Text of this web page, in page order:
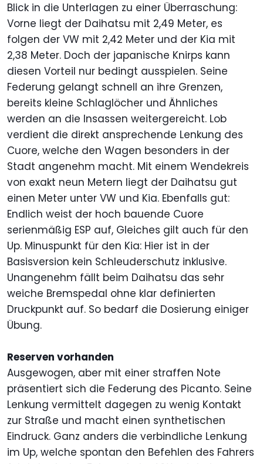
Blick in die Unterlagen zu einer Überraschung:
Vorne liegt der Daihatsu mit 2,49 Meter, es
folgen der VW mit 2,42 Meter und der Kia mit
2,38 Meter. Doch der japanische Knirps kann
diesen Vorteil nur bedingt ausspielen. Seine
Federung gelangt schnell an ihre Grenzen,
bereits kleine Schlaglöcher und Ähnliches
werden an die Insassen weitergereicht. Lob
verdient die direkt ansprechende Lenkung des
Cuore, welche den Wagen besonders in der
Stadt angenehm macht. Mit einem Wendekreis
von exakt neun Metern liegt der Daihatsu gut
einen Meter unter VW und Kia. Ebenfalls gut:
Endlich weist der hoch bauende Cuore
serienmäßig ESP auf, Gleiches gilt auch für den
Up. Minuspunkt für den Kia: Hier ist in der
Basisversion kein Schleuderschutz inklusive.
Unangenehm fällt beim Daihatsu das sehr
weiche Bremspedal ohne klar definierten
Druckpunkt auf. So bedarf die Dosierung einiger
Übung.
Reserven vorhanden
Ausgewogen, aber mit einer straffen Note
präsentiert sich die Federung des Picanto. Seine
Lenkung vermittelt dagegen zu wenig Kontakt
zur Straße und macht einen synthetischen
Eindruck. Ganz anders die verbindliche Lenkung
im Up, welche spontan den Befehlen des Fahrers